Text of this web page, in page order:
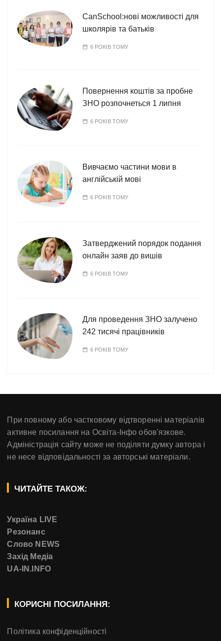
CanSchool:нові можливості для
школярів та батьків
6 РОКІВ ТОМУ
Повернення коштів за пробне
ЗНО розпочнеться 1 липня
6 РОКІВ ТОМУ
Вивчаємо частини мови в
англійській мові
6 РОКІВ ТОМУ
Затверджений порядок подання
онлайн заяв до вишів
6 РОКІВ ТОМУ
Для проведення ЗНО залучено
242 тисячі працівників
6 РОКІВ ТОМУ
При повному або частковому відтворенні матеріалів
активне посилання на Освіта-Інфо обов'язкове.
Адміністрація сайту може не поділяти думку автора і
не несе відповідальності за авторські матеріали.
ЧИТАЙТЕ ТАКОЖ:
Україна LIVE
Резонанс
Слово NEWS
Захід Медіа
UA-IN.INFO
КОРИСНІ ПОСИЛАННЯ:
Політика конфіденційності